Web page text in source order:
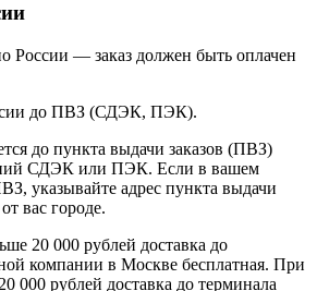
России — заказ должен быть оплачен
до ПВЗ (СДЭК, ПЭК).
до пункта выдачи заказов (ПВЗ)
СДЭК или ПЭК. Если в вашем
указывайте адрес пункта выдачи
вас городе.
20 000 рублей доставка до
компании в Москве бесплатная. При
000 рублей доставка до терминала